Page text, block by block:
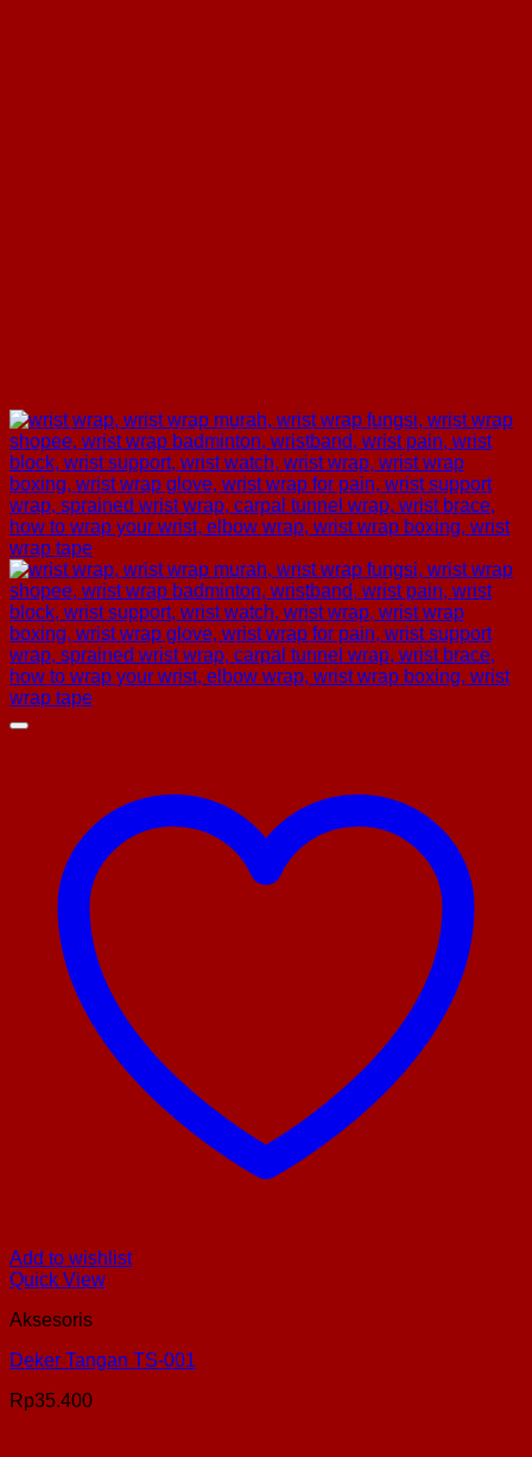
Add to wishlist
Quick View
Aksesoris
Deker Tangan TS-001
Rp35.400